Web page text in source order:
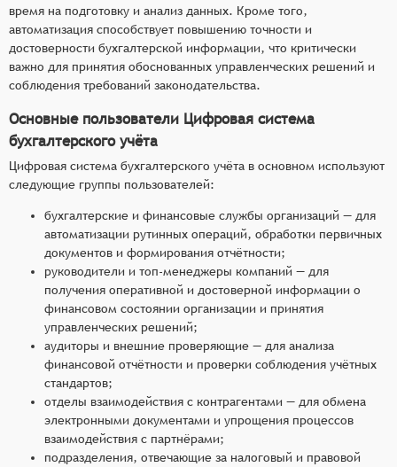
время на подготовку и анализ данных. Кроме того,
автоматизация способствует повышению точности и
достоверности бухгалтерской информации, что критически
важно для принятия обоснованных управленческих решений и
соблюдения требований законодательства.
Основные пользователи Цифровая система
бухгалтерского учёта
Цифровая система бухгалтерского учёта в основном используют
следующие группы пользователей:
бухгалтерские и финансовые службы организаций — для
автоматизации рутинных операций, обработки первичных
документов и формирования отчётности;
руководители и топ-менеджеры компаний — для
получения оперативной и достоверной информации о
финансовом состоянии организации и принятия
управленческих решений;
аудиторы и внешние проверяющие — для анализа
финансовой отчётности и проверки соблюдения учётных
стандартов;
отделы взаимодействия с контрагентами — для обмена
электронными документами и упрощения процессов
взаимодействия с партнёрами;
подразделения, отвечающие за налоговый и правовой